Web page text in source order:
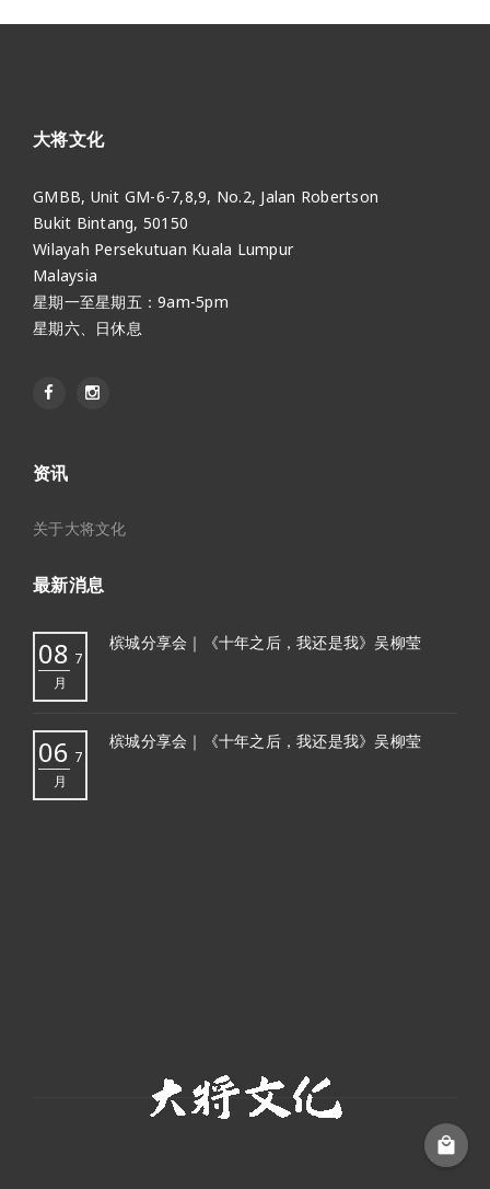
大将文化
GMBB, Unit GM-6-7,8,9, No.2, Jalan Robertson
Bukit Bintang, 50150
Wilayah Persekutuan Kuala Lumpur
Malaysia
星期一至星期五：9am-5pm
星期六、日休息
资讯
关于大将文化
最新消息
08 7
月
槟城分享会｜《十年之后，我还是我》吴柳莹
06 7
月
槟城分享会｜《十年之后，我还是我》吴柳莹